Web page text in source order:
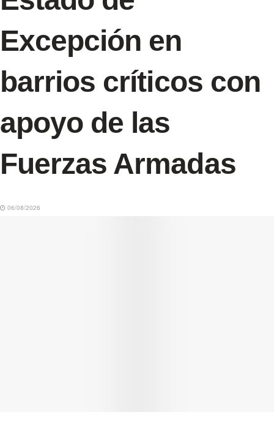
Excepción en
barrios críticos con
apoyo de las
Fuerzas Armadas
06/08/2026